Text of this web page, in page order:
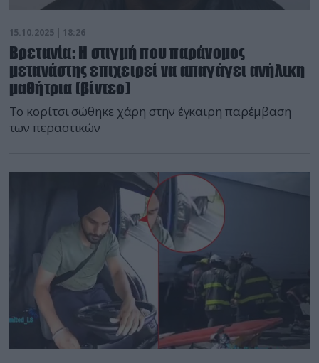
15.10.2025 | 18:26
Βρετανία: H στιγμή που παράνομος
μετανάστης επιχειρεί να απαγάγει ανήλικη
μαθήτρια (βίντεο)
Το κορίτσι σώθηκε χάρη στην έγκαιρη παρέμβαση
των περαστικών